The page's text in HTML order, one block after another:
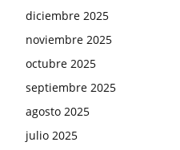
diciembre 2025
noviembre 2025
octubre 2025
septiembre 2025
agosto 2025
julio 2025